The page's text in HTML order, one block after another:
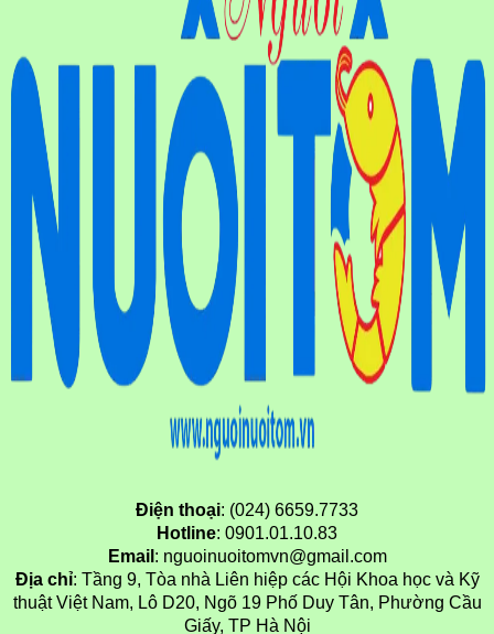
Điện thoại: (024) 6659.7733
Hotline: 0901.01.10.83
Email : nguoinuoitomvn@gmail.com
Địa chỉ: Tầng 9, Tòa nhà Liên hiệp các Hội Khoa học và Kỹ
thuật Việt Nam, Lô D20, Ngõ 19 Phố Duy Tân, Phường Cầu
Giấy, TP Hà Nội